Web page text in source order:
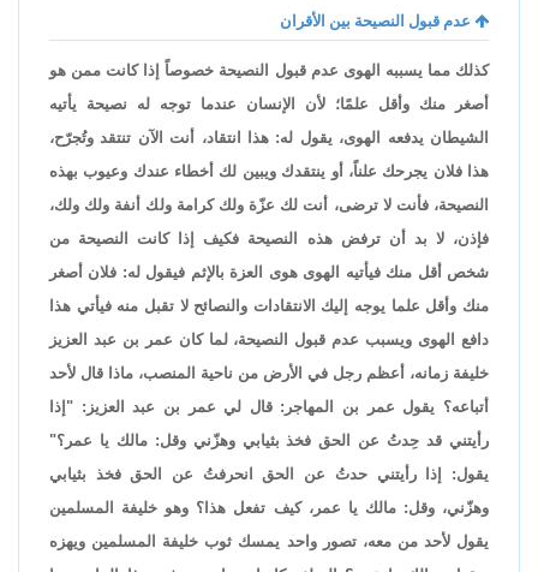
عدم قبول النصيحة بين الأقران
كذلك مما يسببه الهوى عدم قبول النصيحة خصوصاً إذا كانت ممن هو
أصغر منك وأقل علمًا؛ لأن الإنسان عندما توجه له نصيحة يأتيه
الشيطان يدفعه الهوى، يقول له: هذا انتقاد، أنت الآن تنتقد وتُجرّح،
هذا فلان يجرحك علناً، أو ينتقدك ويبين لك أخطاء عندك وعيوب بهذه
النصيحة، فأنت لا ترضى، أنت لك عزّة ولك كرامة ولك أنفة ولك ولك،
فإذن، لا بد أن ترفض هذه النصيحة فكيف إذا كانت النصيحة من
شخص أقل منك فيأتيه الهوى هوى العزة بالإثم فيقول له: فلان أصغر
منك وأقل علما يوجه إليك الانتقادات والنصائح لا تقبل منه فيأتي هذا
دافع الهوى ويسبب عدم قبول النصيحة، لما كان عمر بن عبد العزيز
خليفة زمانه، أعظم رجل في الأرض من ناحية المنصب، ماذا قال لأحد
أتباعه؟ يقول عمر بن المهاجر: قال لي عمر بن عبد العزيز: "إذا
رأيتني قد حِدتُ عن الحق فخذ بثيابي وهزّني وقل: مالك يا عمر؟"
يقول: إذا رأيتني حدتُ عن الحق انحرفتُ عن الحق فخذ بثيابي
وهزّني، وقل: مالك يا عمر، كيف تفعل هذا؟ وهو خليفة المسلمين
يقول لأحد من معه، تصور واحد يمسك ثوب خليفة المسلمين ويهزه